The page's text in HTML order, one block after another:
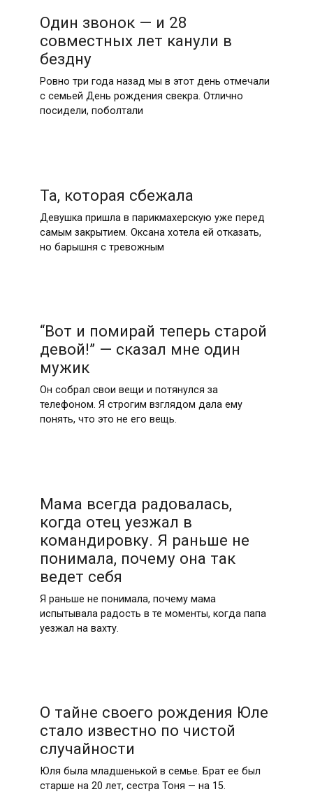
Один звонок — и 28
совместных лет канули в
бездну
Ровно три года назад мы в этот день отмечали
с семьей День рождения свекра. Отлично
посидели, поболтали
Та, которая сбежала
Девушка пришла в парикмахерскую уже перед
самым закрытием. Оксана хотела ей отказать,
но барышня с тревожным
“Вот и помирай теперь старой
девой!” — сказал мне один
мужик
Он собрал свои вещи и потянулся за
телефоном. Я строгим взглядом дала ему
понять, что это не его вещь.
Мама всегда радовалась,
когда отец уезжал в
командировку. Я раньше не
понимала, почему она так
ведет себя
Я раньше не понимала, почему мама
испытывала радость в те моменты, когда папа
уезжал на вахту.
О тайне своего рождения Юле
стало известно по чистой
случайности
Юля была младшенькой в семье. Брат ее был
старше на 20 лет, сестра Тоня — на 15.